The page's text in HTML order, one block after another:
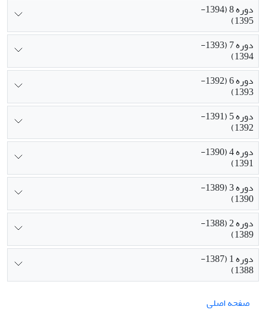
دوره 8 (1394-
1395)
دوره 7 (1393-
1394)
دوره 6 (1392-
1393)
دوره 5 (1391-
1392)
دوره 4 (1390-
1391)
دوره 3 (1389-
1390)
دوره 2 (1388-
1389)
دوره 1 (1387-
1388)
صفحه اصلی